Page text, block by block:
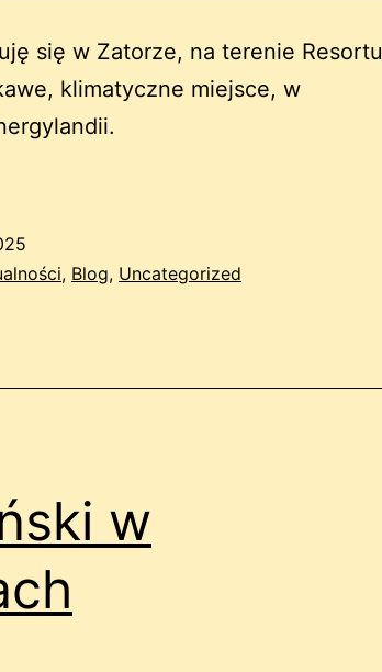
się w Zatorze, na terenie Resortu
klimatyczne miejsce, w
, Blog, Uncategorized
w